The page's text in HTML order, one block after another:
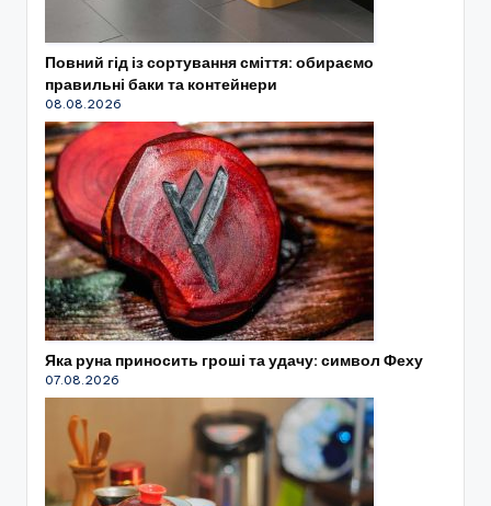
Повний гід із сортування сміття: обираємо
правильні баки та контейнери
08.08.2026
Яка руна приносить гроші та удачу: символ Феху
07.08.2026